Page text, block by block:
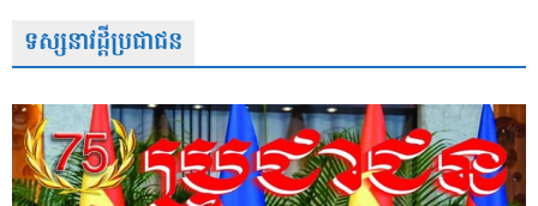
ទស្សនាវដ្តីប្រជាជន